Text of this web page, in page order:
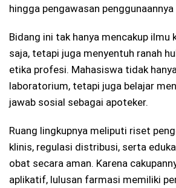
hingga pengawasan
Bidang ini tak hanya mencakup ilmu
saja, tetapi juga menyentuh ranah
etika profesi. Mahasiswa tidak
laboratorium, tetapi juga belajar
jawab sosial sebagai apoteker.
Ruang lingkupnya meliputi riset
klinis, regulasi distribusi, serta
obat secara aman. Karena
aplikatif, lulusan farmasi memiliki